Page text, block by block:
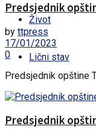
Život
Lični stav
Predsjednik
by ttpress
17/01/2023
0
Predsjednik opštine
Predsjednik